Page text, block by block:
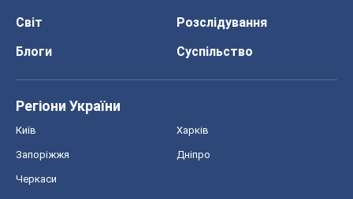
Світ
Розслідування
Блоги
Суспільство
Регіони України
Київ Харків
Запоріжжя Дніпро
Черкаси